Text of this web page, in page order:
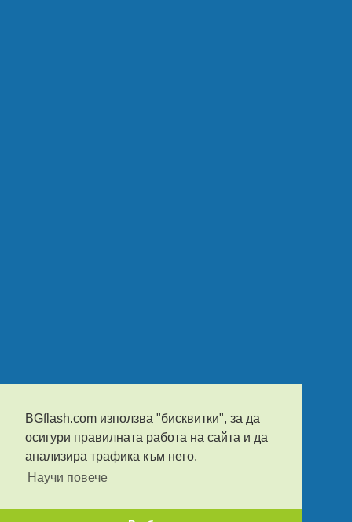
BGflash.com използва "бисквитки", за да
осигури правилната работа на сайта и да
анализира трафика към него.
Научи повече